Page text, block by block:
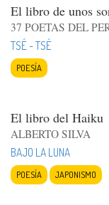
El libro de unos
37 POETAS DEL
TSÉ - TSÉ
POESÍA
El libro del Haiku
ALBERTO SILVA
BAJO LA LUNA
POESÍA JAPONISMO